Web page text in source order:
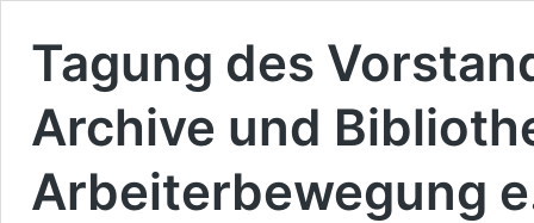
Tagung des
Archive und
Arbeiterbewegung